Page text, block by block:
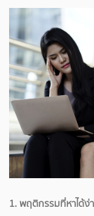
1. พฤติกรรมที่หาได้ง่